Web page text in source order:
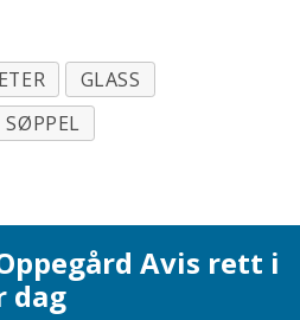
GLASS
SØPPEL
Avis rett i
dag